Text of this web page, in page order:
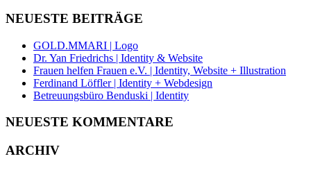
NEUESTE BEITRÄGE
GOLD.MMARI | Logo
Dr. Yan Friedrichs | Identity & Website
Frauen helfen Frauen e.V. | Identity, Website + Illustration
Ferdinand Löffler | Identity + Webdesign
Betreuungsbüro Benduski | Identity
NEUESTE KOMMENTARE
ARCHIV